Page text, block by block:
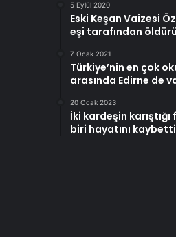
5 Eylül 2020
Eski Keşan Vaizesi
eşi tarafından
7 Ocak 2021
Türkiye’nin en çok
arasında Edirne de
20 Ocak 2023
İki kardeşin
biri hayatını kaybetti